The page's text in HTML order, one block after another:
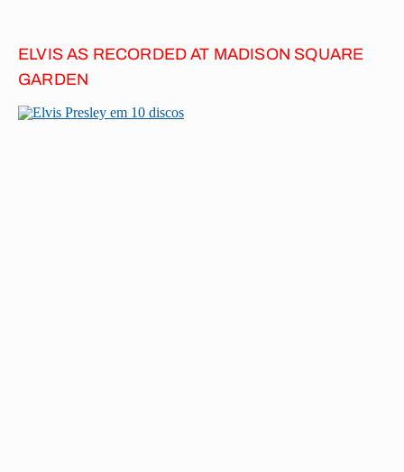
ELVIS AS RECORDED AT MADISON SQUARE
GARDEN